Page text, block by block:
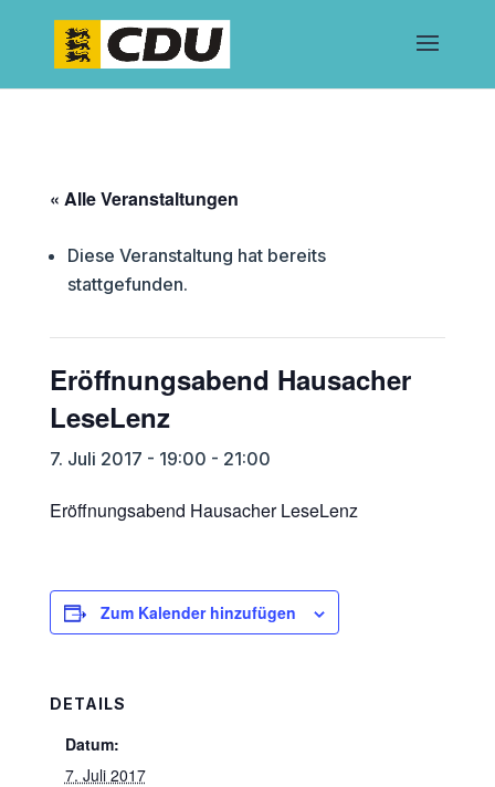
« Alle Veranstaltungen
Diese Veranstaltung hat bereits
stattgefunden.
Eröffnungsabend Hausacher
LeseLenz
7. Juli 2017 - 19:00 - 21:00
Eröffnungsabend Hausacher LeseLenz
Zum Kalender hinzufügen
DETAILS
Datum:
7. Juli 2017